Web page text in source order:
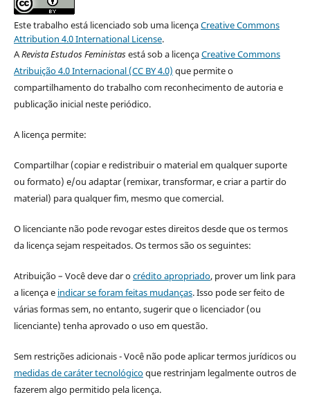
Este trabalho está licenciado sob uma licençaCreative Commons
Attribution 4.0 International License.
ARevista Estudos Feministasestá sob a licençaCreative Commons
Atribuição 4.0 Internacional (CC BY 4.0) que permite o
compartilhamento do trabalho com reconhecimento de autoria e
publicação inicial neste periódico.
A licença permite:
Compartilhar (copiar e redistribuir o material em qualquer suporte
ou formato) e/ou adaptar (remixar, transformar, e criar a partir do
material) para qualquer fim, mesmo que comercial.
O licenciante não pode revogar estes direitos desde que os termos
da licença sejam respeitados. Os termos são os seguintes:
Atribuição – Você deve dar ocrédito apropriado, prover um link para
a licença e indicar se foram feitas mudanças. Isso pode ser feito de
várias formas sem, no entanto, sugerir que o licenciador (ou
licenciante) tenha aprovado o uso em questão.
Sem restrições adicionais - Você não pode aplicar termos jurídicos ou
medidas de caráter tecnológicoque restrinjam legalmente outros de
fazerem algo permitido pela licença.